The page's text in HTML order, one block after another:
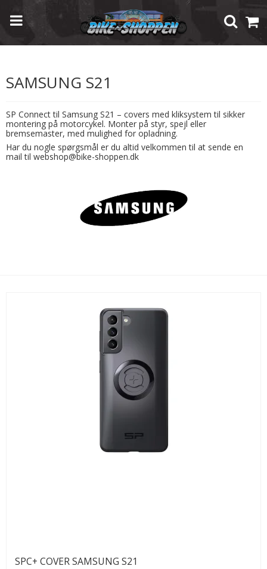
SAMSUNG S21
SP Connect til Samsung S21 – covers med kliksystem til sikker
montering på motorcykel. Monter på styr, spejl eller
bremsemaster, med mulighed for opladning.
Har du nogle spørgsmål er du altid velkommen til at sende en
mail til webshop@bike-shoppen.dk
SPC+ COVER SAMSUNG S21